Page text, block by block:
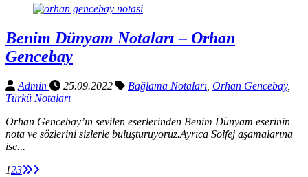
Benim Dünyam Notaları – Orhan
Gencebay
Admin 25.09.2022 Bağlama Notaları Orhan Gencebay,
Türkü Notaları
Orhan Gencebay’ın sevilen eserlerinden Benim Dünyam eserinin
nota ve sözlerini sizlerle buluşturuyoruz.Ayrıca Solfej aşamalarına
ise...
123